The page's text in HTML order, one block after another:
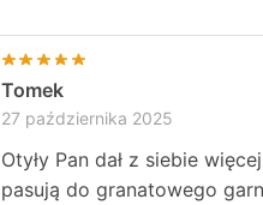
Tomek
27 października 2025
Otyły Pan dał z siebie
pasują do granatowego